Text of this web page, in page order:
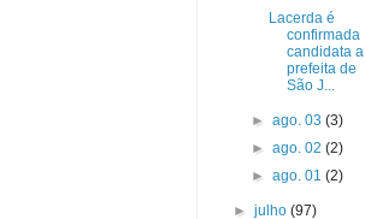
Lacerda é
confirmada
candidata a
prefeita de
São J...
► ago. 03 (3)
► ago. 02 (2)
► ago. 01 (2)
►julho(97)